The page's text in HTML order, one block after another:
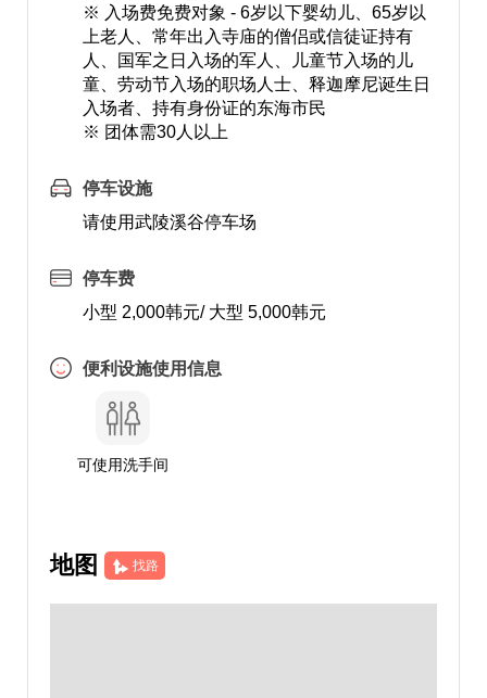
※ 入场费免费对象 - 6岁以下婴幼儿、65岁以
上老人、常年出入寺庙的僧侣或信徒证持有
人、国军之日入场的军人、儿童节入场的儿
童、劳动节入场的职场人士、释迦摩尼诞生日
入场者、持有身份证的东海市民
※ 团体需30人以上
停车设施
请使用武陵溪谷停车场
停车费
小型 2,000韩元/ 大型 5,000韩元
便利设施使用信息
可使用洗手间
地图 找路